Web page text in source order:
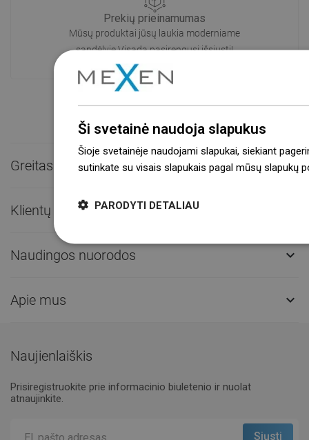
Prekių prieinamumas
Mūsų produktai jūsų laukia moderniame
sandėlyje.Visada pasirengusi išsiųsti!
Greitas kontaktas 
Klientų aptarnavimas
Naudingos nuorodos 
Apie mus 
Naujienlaiškis
Prisiregistruokite prie informacinio biuletenio ir nuolat
atnaujinkite.
Ši svetainė naudoja slapukus
Šioje svetainėje naudojami slapukai, siekiant
sutinkate su visais slapukais pagal mūsų slapukų
PARODYTI DETALIAU